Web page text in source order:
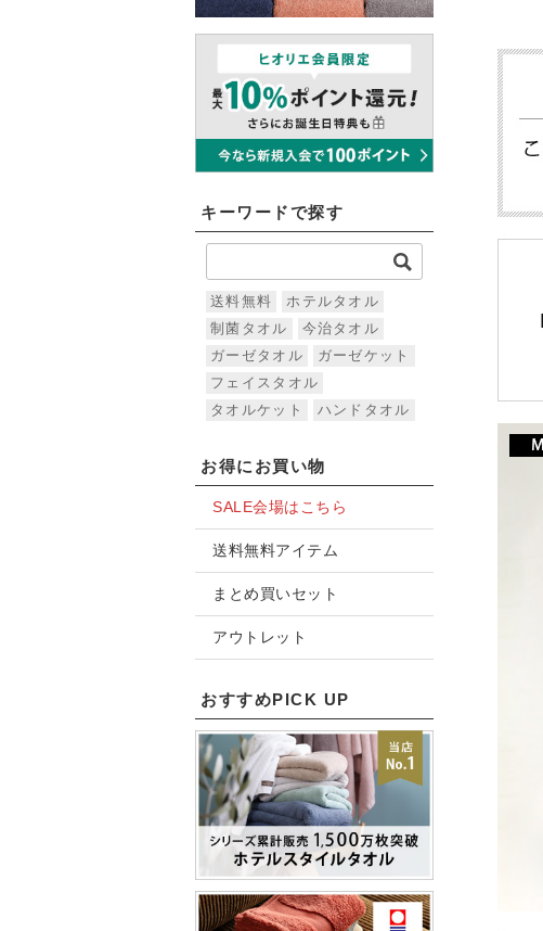
キーワードで探す
送料無料
ホテルタオル
制菌タオル
今治タオル
ガーゼタオル
ガーゼケット
フェイスタオル
タオルケット
ハンドタオル
お得にお買い物
SALE会場はこちら
送料無料アイテム
まとめ買いセット
アウトレット
おすすめPICK UP